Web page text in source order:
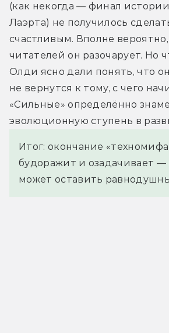
(как некогда — финал
Лаэрта) не получилось
счастливым. Вполне
читателей он разочарует. Но
Олди ясно дали понять, что
не вернутся к тому, с чего
«Сильные» определённо
эволюционную ступень в
Итог: окончание
будоражит и озадачивает —
может оставить